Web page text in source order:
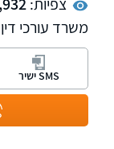
משרד עורכי
למשרד מספר
בני ברק וביתר
SMS ישיר